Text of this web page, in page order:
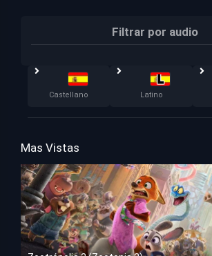
Filtrar por audio
Castellano Latino
Mas Vistas